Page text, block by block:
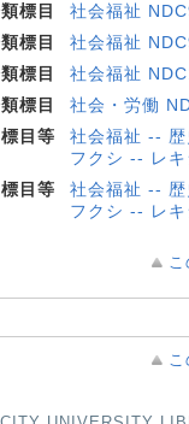
標目
社会福祉
標目
社会福祉
標目
社会福祉
標目
社会・労働
目等
社会福祉 --
フクシ -- レキ
目等
社会福祉 --
フクシ -- レキ